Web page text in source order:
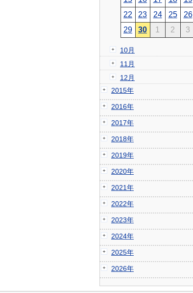
22
23 24 25 26
29
30 1 2 3
10月
11月
12月
2015年
2016年
2017年
2018年
2019年
2020年
2021年
2022年
2023年
2024年
2025年
2026年